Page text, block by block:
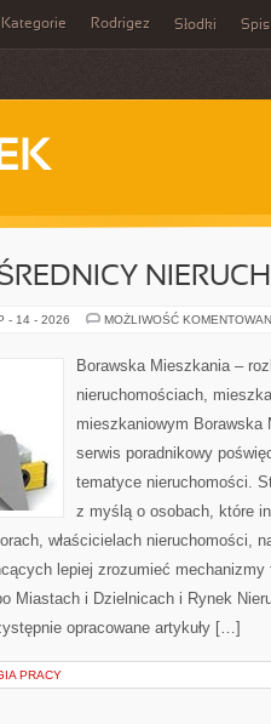
Kategorie Rodrigez Słodki Spis
- 14 - 2026 MOŻLIWOŚĆ
Borawska Mieszkania –
nieruchomościach,
mieszkaniowym Borawska
serwis poradnikowy
tematyce nieruchomości.
z myślą o osobach, które
właścicielach nieruchomości,
lepiej zrozumieć mechanizmy
Miastach i Dzielnicach i Rynek
opracowane artykuły […]
PRACY